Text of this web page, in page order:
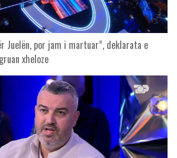
Juelën, por jam i martuar”, deklarata e
xheloze